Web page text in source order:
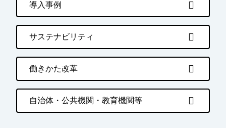
導入事例
サステナビリティ
働きかた改革
自治体・公共機関・教育機関等